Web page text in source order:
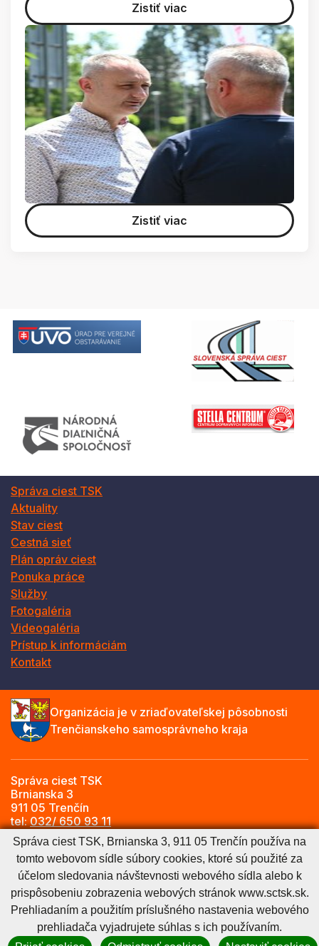
Zistiť viac
Zistiť viac
Správa ciest TSK
Aktuality
Stav ciest
Cestná sieť
Plán opráv ciest
Ponuka práce
Služby
Fotogaléria
Videogaléria
Prístup k informáciám
Kontakt
Organizácia je v zriaďovateľskej pôsobnosti
Trenčianskeho samosprávneho kraja
Správa ciest TSK
Brnianska 3
911 05 Trenčín
tel:032/ 650 93 11
e-mail:
info@sctsk.sk
Zásady spracúvania osobných údajovCookies nastavenie
Cookies - viac informáciíVyhlásenie o prístupnosti
Technický prevádzkovateľSprávca obsahu
GenerujeCMS BUXUS
Správa ciest TSK, Brnianska 3, 911 05 Trenčín používa na
tomto webovom sídle súbory cookies, ktoré sú použité za
účelom sledovania návštevnosti webového sídla alebo k
prispôsobeniu zobrazenia webových stránok www.sctsk.sk.
Prehliadaním a použitím príslušného nastavenia webového
prehliadača vyjadrujete súhlas s ich používaním.